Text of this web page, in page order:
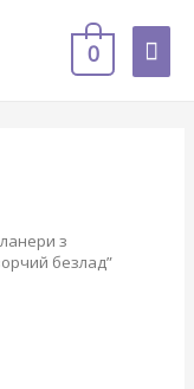
0
з
безлад”